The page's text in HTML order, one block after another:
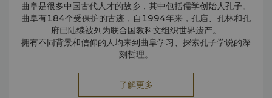
孟庙是专门祭祀著名思想家、教育家孟子的所在，位于曲阜以
南的邹城市内。
孟庙原建于北宋时期的孟子墓旁，后于明代搬迁至现址。经过
历次扩建和翻新的建筑群拥有5个庭院，64个大厅，4间木屋
以及一间石屋。
曲阜是很多中国古代人才的故乡，其中包括儒学创始人孔子。
曲阜有184个受保护的古迹，自1994年来，孔庙、孔林和孔
府已陆续被列为联合国教科文组织世界遗产。
拥有不同背景和信仰的人均来到曲阜学习、探索孔子学说的深
刻哲理。
了解更多